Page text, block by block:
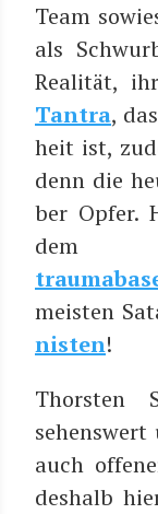
Team
als
Rea­li­tät,
Tan­tra,
heit ist,
denn die
ber Opfer.
meis­ten
nis­ten!
Thors­ten
auch
des­halb